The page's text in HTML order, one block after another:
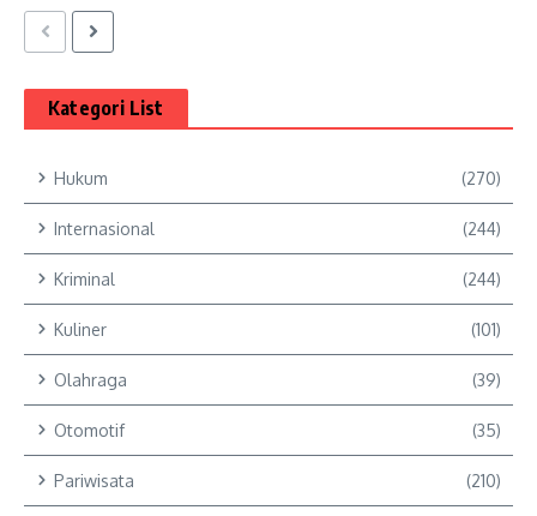
Kategori List
Hukum (270)
Internasional (244)
Kriminal (244)
Kuliner (101)
Olahraga (39)
Otomotif (35)
Pariwisata (210)